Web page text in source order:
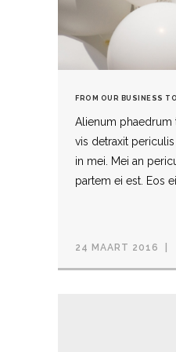
FROM OUR BUSINESS
Alienum phaedrum
vis detraxit
in mei. Mei an
partem ei est. Eos
24 MAART 2016